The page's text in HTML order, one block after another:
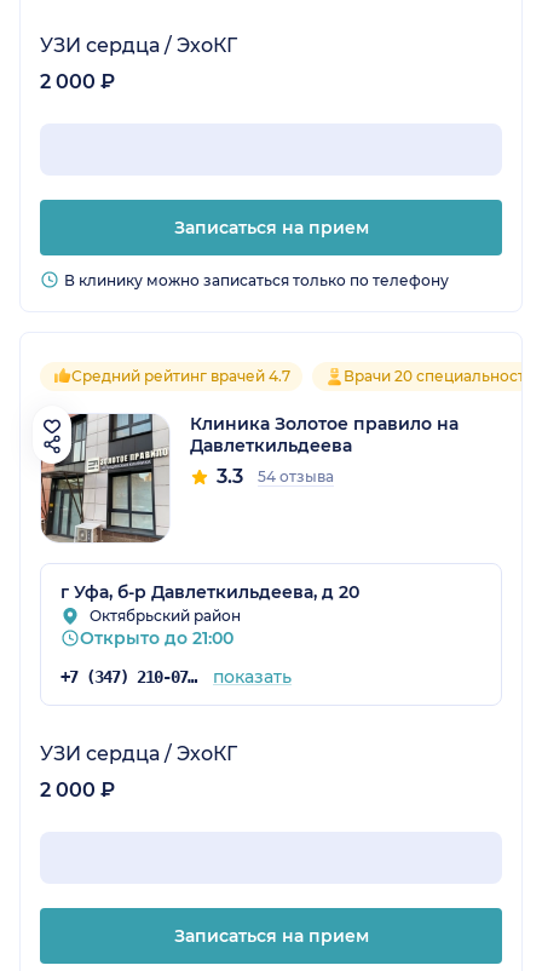
УЗИ сердца / ЭхоКГ
2 000 ₽
Записаться на прием
В клинику можно записаться только по телефону
Средний рейтинг врачей 4.7 Врачи 20
Клиника Золотое правило на
Давлеткильдеева
3.3 54 отзыва
г Уфа, б-р Давлеткильдеева, д 20
Октябрьский район
Открыто до 21:00
+7 (347) 210-07-63 показать
УЗИ сердца / ЭхоКГ
2 000 ₽
Записаться на прием